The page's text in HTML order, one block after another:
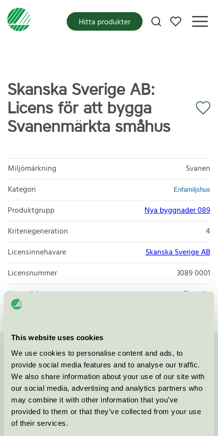
This website uses cookies
We use cookies to personalise content and ads, to
provide social media features and to analyse our traffic.
We also share information about your use of our site with
our social media, advertising and analytics partners who
may combine it with other information that you’ve
provided to them or that they’ve collected from your use
of their services.
Mina favoriter
Hitta produkter
Skanska Sverige AB:
Licens för att bygga
Svanenmärkta småhus
Miljömärkning
Svanen
Kategori
Enfamiljshus
Produktgrupp
Nya byggnader 089
Kriteriegeneration
4
Licensinnehavare
Skanska Sverige AB
Licensnummer
3089 0001
Varumärke
Skanska
Kontakta oss på 08-55 55 24 00eller via formuläret:
Fortsätt